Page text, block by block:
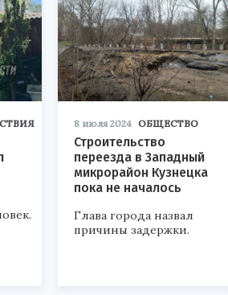
8 июля 2024 ОБЩЕСТВО
Строительство
переезда в Западный
микрорайон Кузнецка
пока не началось
Глава города назвал
причины задержки.